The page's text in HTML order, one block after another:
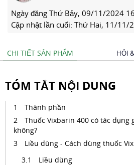
Ngày đăng Thứ Bảy, 09/11/2024
Cập nhật lần cuối: Thứ Hai, 11/11/
CHI TIẾT SẢN PHẨM HỎI
TÓM TẮT NỘI DUNG
Thành phần
Thuốc Vixbarin 400 có tác dụng
không?
Liều dùng - Cách dùng thuốc
Liều dùng